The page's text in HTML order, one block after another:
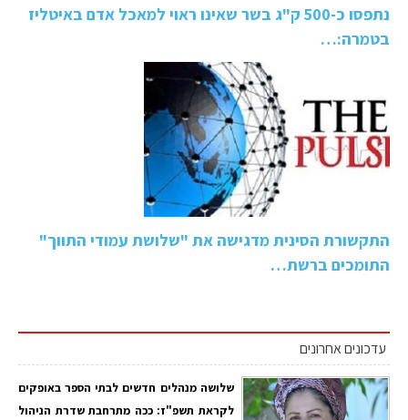
נתפסו כ-500 ק"ג בשר שאינו ראוי למאכל אדם באיטליז
בטמרה:…
התקשורת הסינית מדגישה את "שלושת עמודי התווך"
התומכים ברשת…
עדכונים אחרונים
שלושה מנהלים חדשים לבתי הספר באופקים
לקראת תשפ"ז: ככה מתרחבת שדרת הניהול